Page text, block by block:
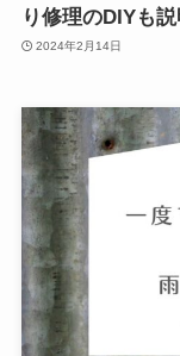
り修理のDIYも説
2024年2月14日